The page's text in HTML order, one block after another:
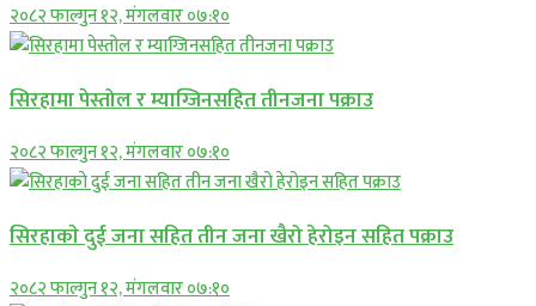
२०८२ फाल्गुन १२, मंगलवार ०७:१०
सिरहामा पेस्तोल र म्याग्जिनसहित तीनजना पक्राउ
२०८२ फाल्गुन १२, मंगलवार ०७:१०
सिरहाकाे दुई जना सहित तीन जना खैरो हेरोइन सहित पक्राउ
२०८२ फाल्गुन १२, मंगलवार ०७:१०